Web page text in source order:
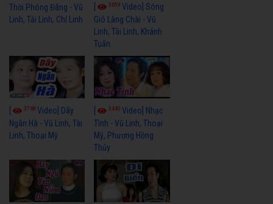
Thời Phóng Đãng - Vũ
Linh, Tài Linh, Chí Linh
3659Video] Sóng
Gió Làng Chài - Vũ
Linh, Tài Linh, Khánh
Tuấn
3768 Video] Dãy
Ngân Hà - Vũ Linh, Tài
Linh, Thoại Mỹ
3440Video] Nhạc
Tình - Vũ Linh, Thoại
Mỹ, Phương Hồng
Thủy